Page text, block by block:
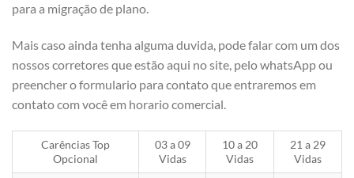
para a migração de plano.
Mais caso ainda tenha alguma duvida, pode falar com um dos
nossos corretores que estão aqui no site, pelo whatsApp ou
preencher o formulario para contato que entraremos em
contato com você em horario comercial.
Carências Top
Opcional
03 a 09
Vidas
10 a 20
Vidas
21 a 29
Vidas